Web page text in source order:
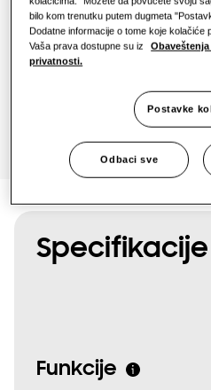
Održivost
One Samsung
1 Faza
Funkcije
bilo kom trenutku putem dugmeta
Dodatne informacije o tome koje kolačiće
Vaša prava dostupne su iz
privatnosti.
Postavke
Odbaci sve